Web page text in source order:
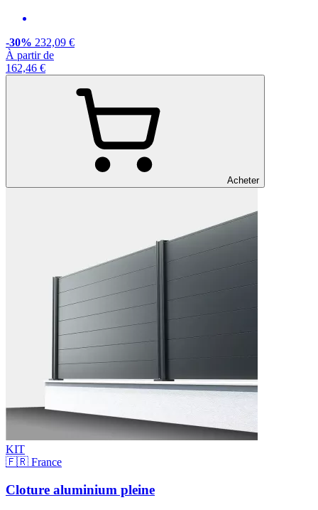
-30% 232,09 €
À partir de
162,46 €
Acheter
KIT
🇫🇷 France
Cloture aluminium pleine